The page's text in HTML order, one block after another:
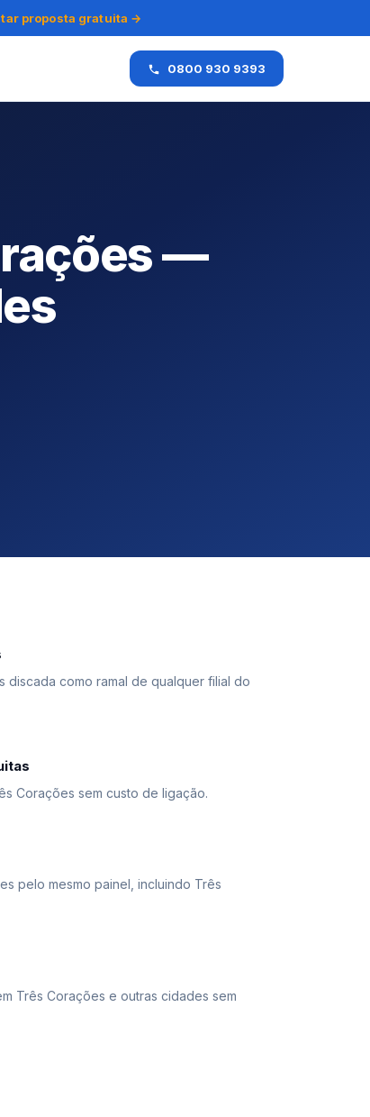
proposta gratuita →
0800 930 9393
—
discada como ramal de qualquer filial do
Corações sem custo de ligação.
pelo mesmo painel, incluindo Três
Três Corações e outras cidades sem